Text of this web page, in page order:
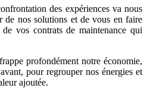
des expériences va nous
de nos solutions et de vous en faire
vos contrats de maintenance qui
profondément notre économie,
pour regrouper nos énergies et
ajoutée.